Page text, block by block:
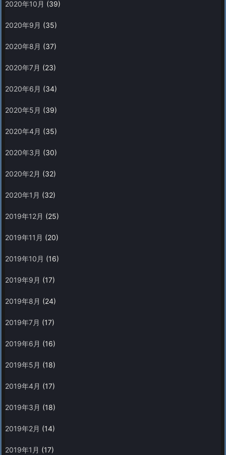
2020年10月 (39)
2020年9月 (35)
2020年8月 (37)
2020年7月 (23)
2020年6月 (34)
2020年5月 (39)
2020年4月 (35)
2020年3月 (30)
2020年2月 (32)
2020年1月 (32)
2019年12月 (25)
2019年11月 (20)
2019年10月 (16)
2019年9月 (17)
2019年8月 (24)
2019年7月 (17)
2019年6月 (16)
2019年5月 (18)
2019年4月 (17)
2019年3月 (18)
2019年2月 (14)
2019年1月 (17)